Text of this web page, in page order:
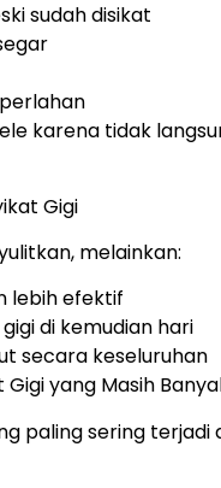
sudah disikat
karena tidak
Gigi
melainkan:
lebih efektif
di kemudian hari
secara keseluruhan
yang Masih
paling sering terjadi